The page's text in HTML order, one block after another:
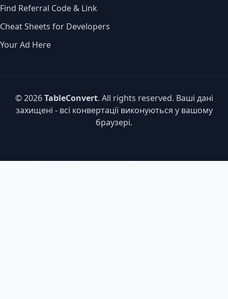
Find Referral Code & Link
Cheat Sheets for Developers
Your Ad Here
© 2026TableConvert. All rights reserved. Ваші дані
захищені - всі конвертації виконуються у вашому
браузері.